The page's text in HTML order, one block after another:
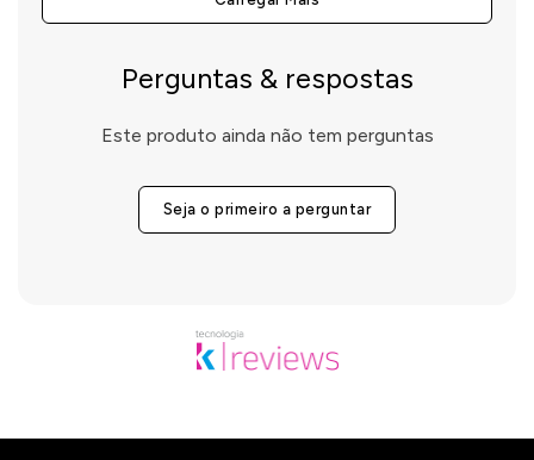
Perguntas & respostas
Este produto ainda não tem perguntas
Seja o primeiro a perguntar